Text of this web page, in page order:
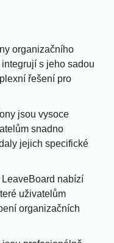
organizačního
s jeho sadou
řešení pro
jsou vysoce
snadno
jejich specifické
nabízí
uživatelům
organizačních